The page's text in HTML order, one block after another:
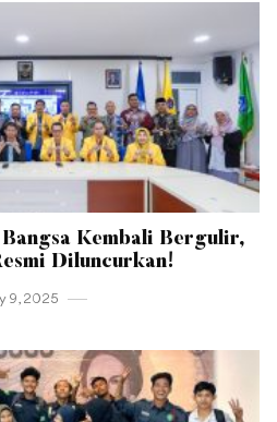
Kembali Bergulir,
Diluncurkan!
9 , 2025